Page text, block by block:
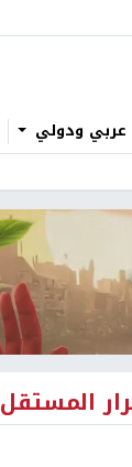
عربي ودولي
المستقل